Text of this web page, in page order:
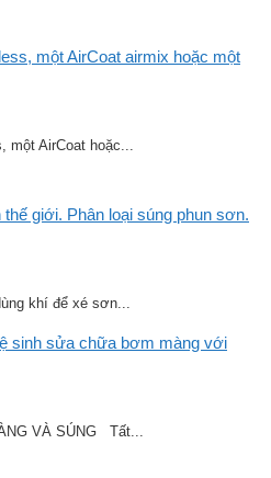
một AirCoat airmix hoặc một
một AirCoat hoặc...
giới. Phân loại súng phun sơn.
khí để xé sơn...
sinh sửa chữa bơm màng với
VÀ SÚNG Tất...